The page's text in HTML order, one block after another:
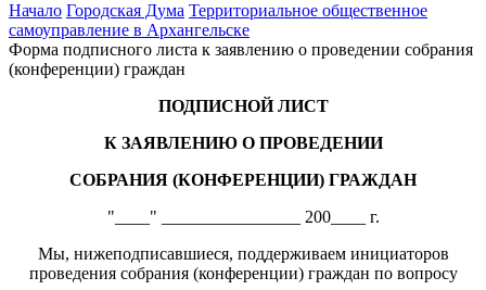
Начало Городская Дума Территориальное общественное
самоуправление в Архангельске
Форма подписного листа к заявлению о проведении собрания
(конференции) граждан
ПОДПИСНОЙ ЛИСТ
К ЗАЯВЛЕНИЮ О ПРОВЕДЕНИИ
СОБРАНИЯ (КОНФЕРЕНЦИИ) ГРАЖДАН
"____" ________________ 200____ г.
Мы, нижеподписавшиеся, поддерживаем инициаторов
проведения собрания (конференции) граждан по вопросу